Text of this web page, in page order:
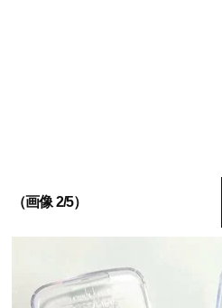
（画像 2/5）